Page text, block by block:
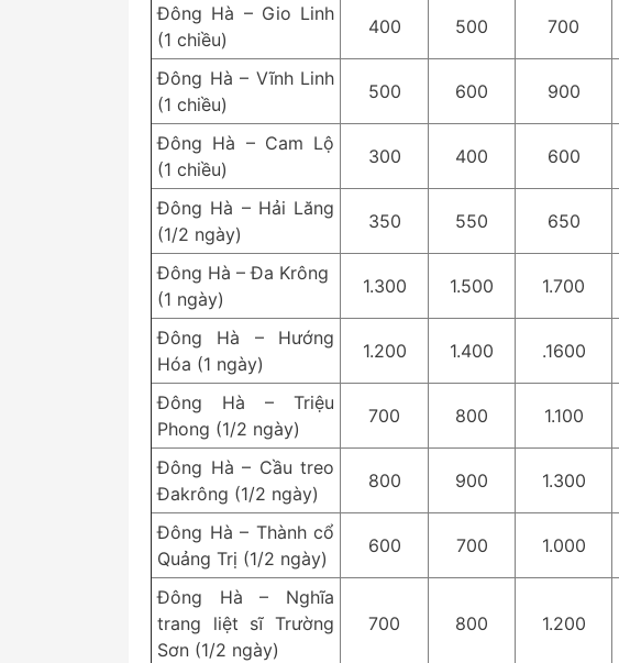
Đông Hà – Gio Linh
(1 chiều)
400 500 700
Đông Hà – Vĩnh Linh
(1 chiều)
500 600 900
Đông Hà – Cam Lộ
(1 chiều)
300 400 600
Đông Hà – Hải Lăng
(1/2 ngày)
350 550 650
Đông Hà – Đa Krông
(1 ngày)
1.300 1.500 1.700
Đông Hà – Hướng
Hóa (1 ngày)
1.200 1.400 .1600
Đông Hà – Triệu
Phong (1/2 ngày)
700 800 1.100
Đông Hà – Cầu treo
Đakrông (1/2 ngày)
800 900 1.300
Đông Hà – Thành cổ
Quảng Trị (1/2 ngày)
600 700 1.000
Đông Hà – Nghĩa
trang liệt sĩ Trường
Sơn (1/2 ngày)
700 800 1.200